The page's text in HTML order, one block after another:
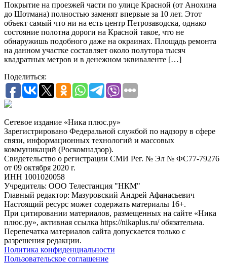
Покрытие на проезжей части по улице Красной (от Анохина
до Шотмана) полностью заменят впервые за 10 лет. Этот
объект самый что ни на есть центр Петрозаводска, однако
состояние полотна дороги на Красной такое, что не
обнаружишь подобного даже на окраинах. Площадь ремонта
на данном участке составляет около полутора тысяч
квадратных метров и в денежном эквиваленте […]
Поделиться:
Сетевое издание «Ника плюс.ру»
Зарегистрировано Федеральной службой по надзору в сфере
связи, информационных технологий и массовых
коммуникаций (Роскомнадзор).
Свидетельство о регистрации СМИ Рег. № Эл № ФС77-79276
от 09 октября 2020 г.
ИНН 1001020058
Учредитель: ООО Телестанция "НКМ"
Главный редактор: Мазуровский Андрей Афанасьевич
Настоящий ресурс может содержать материалы 16+.
При цитировании материалов, размещенных на сайте «Ника
плюс.ру», активная ссылка https://nikaplus.ru/ обязательна.
Перепечатка материалов сайта допускается только с
разрешения редакции.
Политика конфиденциальности
Пользовательское соглашение